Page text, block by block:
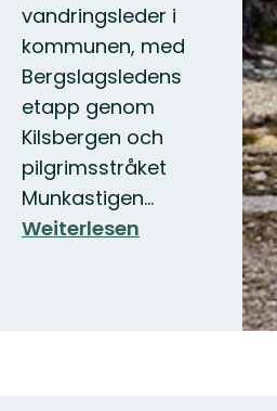
vandringsleder i
kommunen, med
Bergslagsledens
etapp genom
Kilsbergen och
pilgrimsstråket
Munkastigen…
Weiterlesen